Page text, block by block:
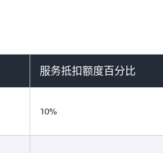
如果可用性受到计算每月正
额度时可能会酌情考虑此类因
服务抵扣额度百分比
10%